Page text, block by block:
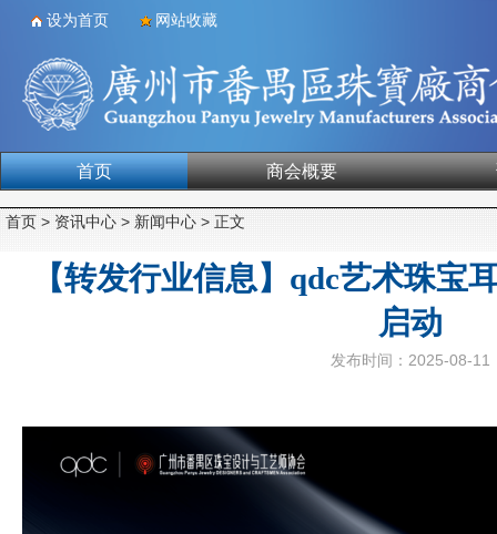
设为首页 网站收藏
首页 商会概要
合作单位
首页 > 资讯中心 > 新闻中心 > 正文
【转发行业信息】qdc艺术珠宝
启动
发布时间：2025-08-11